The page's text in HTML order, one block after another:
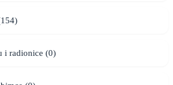
i radionice (0)